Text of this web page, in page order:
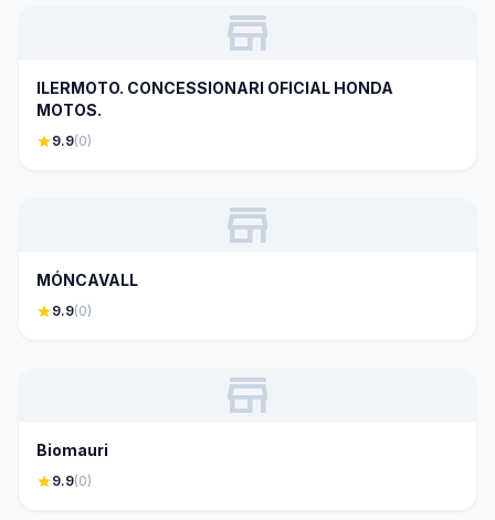
store
ILERMOTO. CONCESSIONARI OFICIAL HONDA
MOTOS.
star9.9(0)
store
MÓNCAVALL
star9.9(0)
store
Biomauri
star9.9(0)